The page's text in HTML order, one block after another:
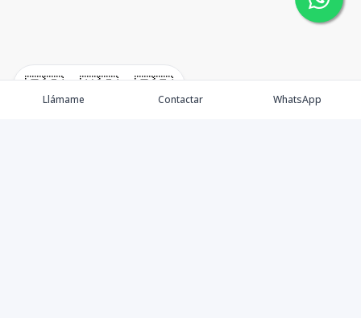
🇪🇸 🇺🇸 🇫🇷
Llámame Contactar WhatsApp